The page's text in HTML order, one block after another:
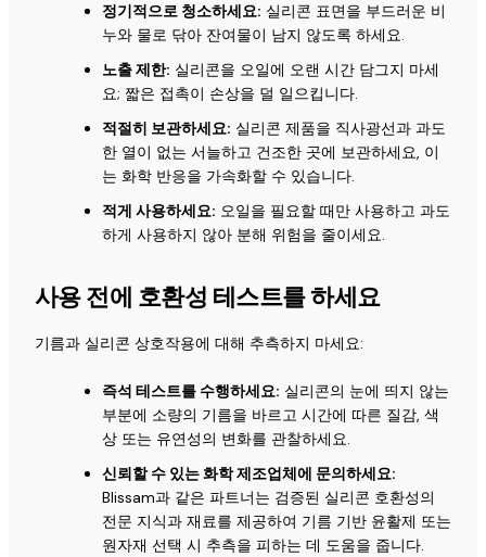
정기적으로 청소하세요: 실리콘 표면을 부드러운 비
누와 물로 닦아 잔여물이 남지 않도록 하세요.
노출 제한: 실리콘을 오일에 오랜 시간 담그지 마세
요; 짧은 접촉이 손상을 덜 일으킵니다.
적절히 보관하세요: 실리콘 제품을 직사광선과 과도
한 열이 없는 서늘하고 건조한 곳에 보관하세요, 이
는 화학 반응을 가속화할 수 있습니다.
적게 사용하세요: 오일을 필요할 때만 사용하고 과도
하게 사용하지 않아 분해 위험을 줄이세요.
사용 전에 호환성 테스트를 하세요
기름과 실리콘 상호작용에 대해 추측하지 마세요:
즉석 테스트를 수행하세요: 실리콘의 눈에 띄지 않는
부분에 소량의 기름을 바르고 시간에 따른 질감, 색
상 또는 유연성의 변화를 관찰하세요.
신뢰할 수 있는 화학 제조업체에 문의하세요:
Blissam과 같은 파트너는 검증된 실리콘 호환성의
전문 지식과 재료를 제공하여 기름 기반 윤활제 또는
원자재 선택 시 추측을 피하는 데 도움을 줍니다.